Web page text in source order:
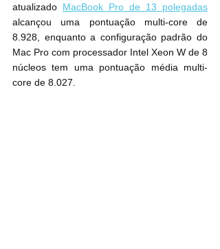
atualizado MacBook Pro de 13 polegadas
alcançou uma pontuação multi-core de
8.928, enquanto a configuração padrão do
Mac Pro com processador Intel Xeon W de 8
núcleos tem uma pontuação média multi-
core de 8.027.